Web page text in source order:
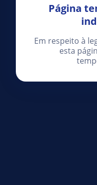
Página
Em respeito à
esta